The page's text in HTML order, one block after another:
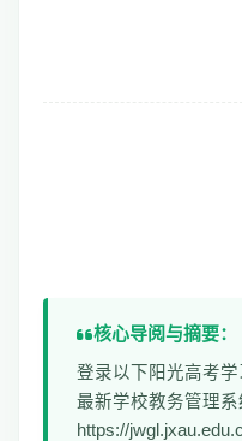
核心导阅与摘要：
登录以下阳光高考
最新学校教务管理
https://